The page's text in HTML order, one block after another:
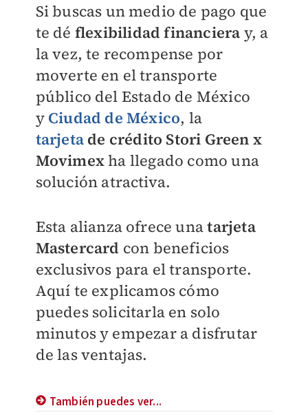
Si buscas un medio de pago que
te dé flexibilidad financiera y, a
la vez, te recompense por
moverte en el transporte
público del Estado de México
y Ciudad de México, la
tarjeta de crédito Stori Green x
Movimexha llegado como una
solución atractiva.
Esta alianza ofrece unatarjeta
Mastercard con beneficios
exclusivos para el transporte.
Aquí te explicamos cómo
puedes solicitarla en solo
minutos y empezar a disfrutar
de las ventajas.
También puedes ver...